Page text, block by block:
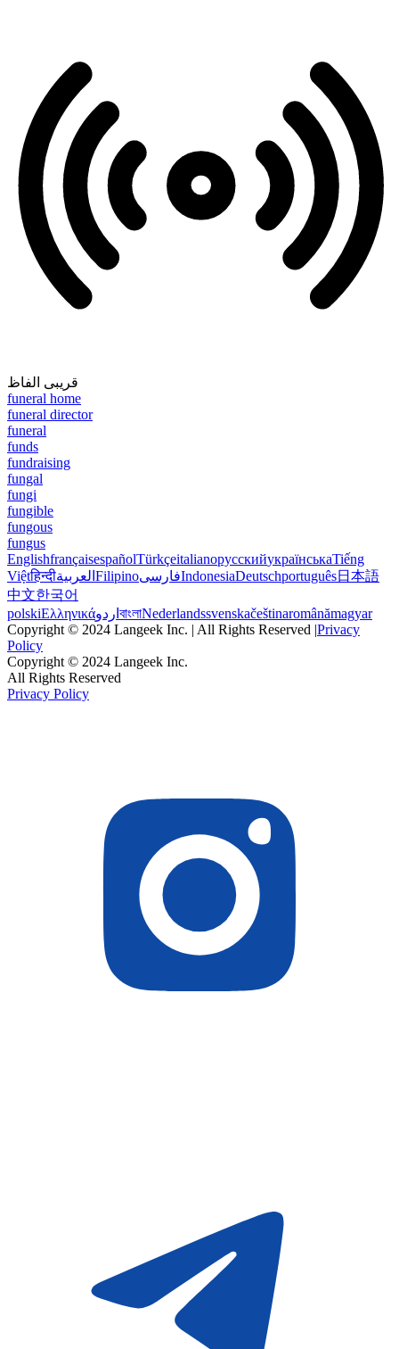
قریبی الفاظ
funeral home
funeral director
funeral
funds
fundraising
fungal
fungi
fungible
fungous
fungus
EnglishfrançaisespañolTürkçeitalianoрусскийукраїнськаTiếng
Việtहिन्दीالعربية FilipinoفارسیIndonesiaDeutschportuguês日本語
中文한국어
polskiΕλληνικάاردو বাংলাNederlandssvenskačeštinaromânămagyar
Copyright © 2024 Langeek Inc. | All Rights Reserved |Privacy
Policy
Copyright © 2024 Langeek Inc.
All Rights Reserved
Privacy Policy